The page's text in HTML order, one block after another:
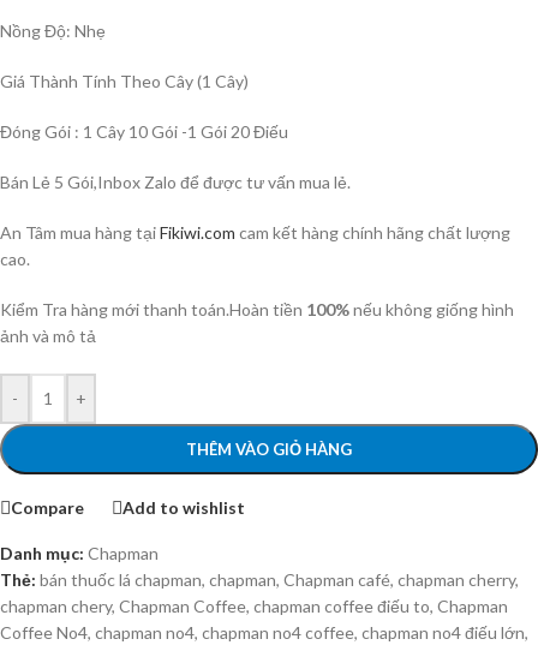
Nồng Độ: Nhẹ
Giá Thành Tính Theo Cây (1 Cây)
Đóng Gói : 1 Cây 10 Gói -1 Gói 20 Điếu
Bán Lẻ 5 Gói,Inbox Zalo để được tư vấn mua lẻ.
An Tâm mua hàng tạiFikiwi.com cam kết hàng chính hãng chất lượng
cao.
Kiểm Tra hàng mới thanh toán.Hoàn tiền 100%nếu không giống hình
ảnh và mô tả
- +
THÊM VÀO GIỎ HÀNG
Compare Add to wishlist
Danh mục: Chapman
Thẻ: bán thuốc lá chapman, chapman, Chapman café, chapman cherry,
chapman chery, Chapman Coffee, chapman coffee điếu to, Chapman
Coffee No4, chapman no4, chapman no4 coffee, chapman no4 điếu lớn,